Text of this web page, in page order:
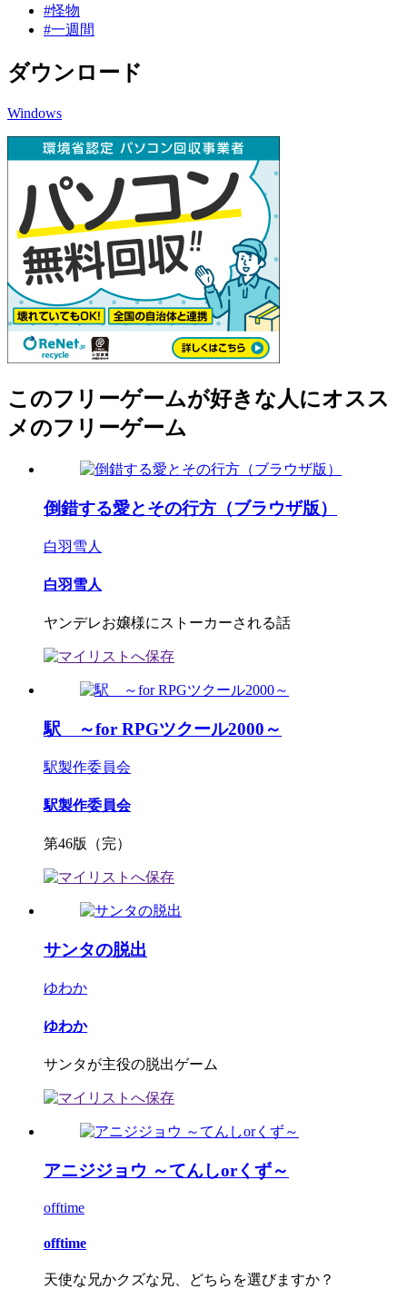
#怪物
#一週間
ダウンロード
Windows
このフリーゲームが好きな人にオスス
メのフリーゲーム
倒錯する愛とその行方（ブラウザ版）
白羽雪人
白羽雪人
ヤンデレお嬢様にストーカーされる話
駅 ～for RPGツクール2000～
駅製作委員会
駅製作委員会
第46版（完）
サンタの脱出
ゆわか
ゆわか
サンタが主役の脱出ゲーム
アニジジョウ ～てんしorくず～
offtime
offtime
天使な兄かクズな兄、どちらを選びますか？